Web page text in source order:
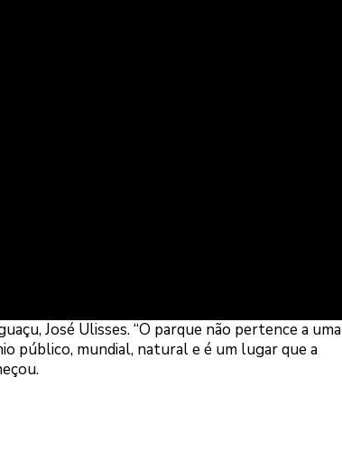
José Ulisses. “O parque não pertence a uma
público, mundial, natural e é um lugar que a